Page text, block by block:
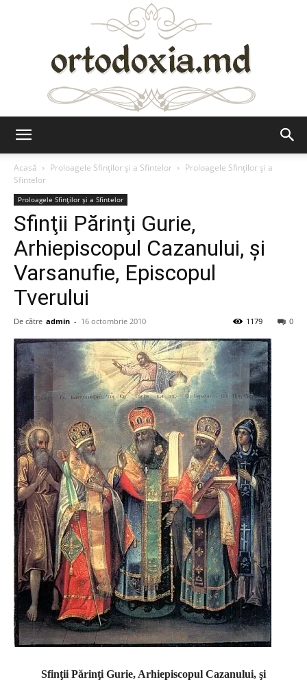
Acasă
Proloagele Sfinților și a Sfintelor
Proloagele Sfinților și a
Sfintelor
Proloagele Sfinților și a Sfintelor
Sfinţii Părinţi Gurie,
Arhiepiscopul Cazanului, şi
Varsanufie, Episcopul
Tverului
De către admin - 16 octombrie 2010 0
1179
Sfinţii Părinţi Gurie, Arhiepiscopul Cazanului, şi